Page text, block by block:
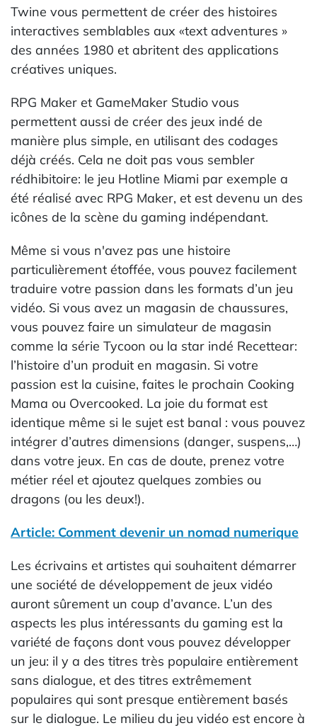
Twine vous permettent de créer des histoires
interactives semblables aux «text adventures »
des années 1980 et abritent des applications
créatives uniques.
RPG Maker et GameMaker Studio vous
permettent aussi de créer des jeux indé de
manière plus simple, en utilisant des codages
déjà créés. Cela ne doit pas vous sembler
rédhibitoire: le jeu Hotline Miami par exemple a
été réalisé avec RPG Maker, et est devenu un des
icônes de la scène du gaming indépendant.
Même si vous n'avez pas une histoire
particulièrement étoffée, vous pouvez facilement
traduire votre passion dans les formats d’un jeu
vidéo. Si vous avez un magasin de chaussures,
vous pouvez faire un simulateur de magasin
comme la série Tycoon ou la star indé Recettear:
l’histoire d’un produit en magasin. Si votre
passion est la cuisine, faites le prochain Cooking
Mama ou Overcooked. La joie du format est
identique même si le sujet est banal : vous pouvez
intégrer d’autres dimensions (danger, suspens,…)
dans votre jeux. En cas de doute, prenez votre
métier réel et ajoutez quelques zombies ou
dragons (ou les deux!).
Article: Comment devenir un nomad numerique
Les écrivains et artistes qui souhaitent démarrer
une société de développement de jeux vidéo
auront sûrement un coup d’avance. L’un des
aspects les plus intéressants du gaming est la
variété de façons dont vous pouvez développer
un jeu: il y a des titres très populaire entièrement
sans dialogue, et des titres extrêmement
populaires qui sont presque entièrement basés
sur le dialogue. Le milieu du jeu vidéo est encore à